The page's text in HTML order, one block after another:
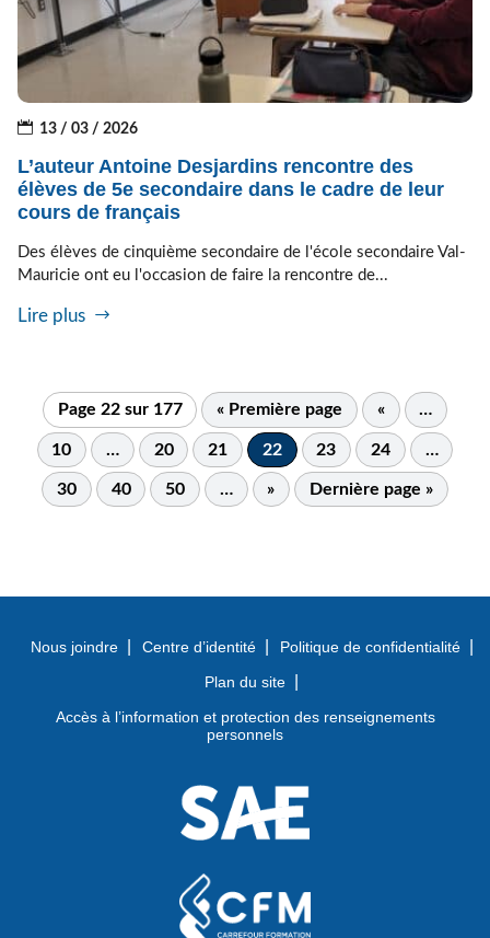
13 / 03 / 2026
L’auteur Antoine Desjardins rencontre des
élèves de 5e secondaire dans le cadre de leur
cours de français
Des élèves de cinquième secondaire de l'école secondaire Val-
Mauricie ont eu l'occasion de faire la rencontre de...
Lire plus
Page 22 sur 177 « Première page « …
10 … 20 21 22 23 24 …
30 40 50 … » Dernière page »
Nous joindre Centre d’identité
Politique de confidentialité
Plan du site
Accès à l’information et protection des renseignements
personnels